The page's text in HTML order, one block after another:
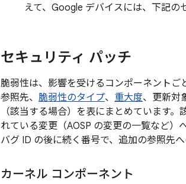
えて、Google デバイスには、下記の
セキュリティ パッチ
脆弱性は、影響を受けるコンポーネントご
参照先、 脆弱性のタイプ、 重大度、更新対
（該当する場合）を表にまとめています
れている変更（AOSP の変更の一覧など）
バグ ID の後に続く番号で、追加の参照先へ
カーネル コンポーネント